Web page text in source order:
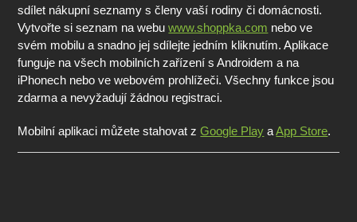
sdílet nákupní seznamy s členy vaší rodiny či domácnosti.
Vytvořte si seznam na webuwww.shoppka.com nebo ve
svém mobilu a snadno jej sdílejte jedním kliknutím. Aplikace
funguje na všech mobilních zařízení s Androidem a na
iPhonech nebo ve webovém prohlížeči. Všechny funkce jsou
zdarma a nevyžadují žádnou registraci.
Mobilní aplikaci můžete stahovat zGoogle Play aApp Store.